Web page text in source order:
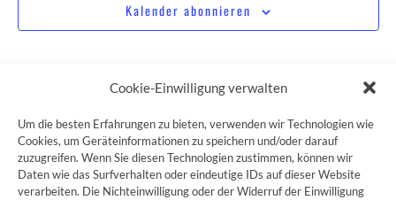
Cookie-Einwilligung verwalten
Um die besten Erfahrungen zu bieten, verwenden wir Technologien wie
Cookies, um Geräteinformationen zu speichern und/oder darauf
zuzugreifen. Wenn Sie diesen Technologien zustimmen, können wir
Daten wie das Surfverhalten oder eindeutige IDs auf dieser Website
verarbeiten. Die Nichteinwilligung oder der Widerruf der Einwilligung
Kalender abonnieren
ZUM JAKOBSWEG SHOP